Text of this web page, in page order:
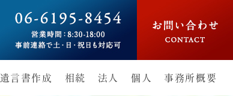
遺言書作成 相続 法人 個人 事務所概要